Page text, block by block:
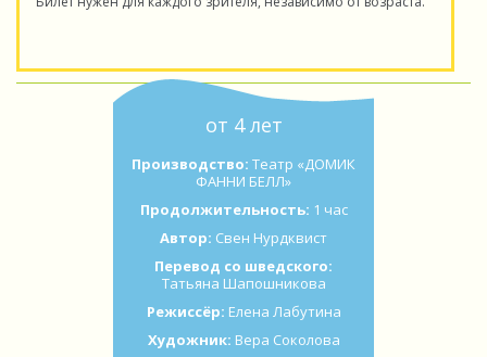
от 4 лет
Производство: Театр «ДОМИК
ФАННИ БЕЛЛ»
Продолжительность: 1 час
Автор: Свен Нурдквист
Перевод со шведского:
Татьяна Шапошникова
Режиссёр: Елена Лабутина
Художник: Вера Соколова